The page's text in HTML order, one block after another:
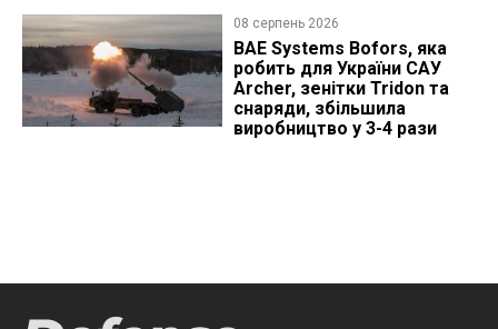
08 серпень 2026
BAE Systems Bofors, яка
робить для України САУ
Archer, зенітки Tridon та
снаряди, збільшила
виробництво у 3-4 рази